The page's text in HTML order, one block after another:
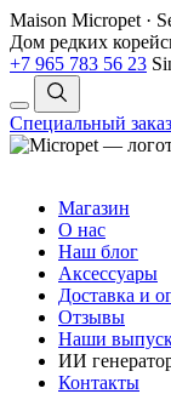
Maison Micropet ·
Дом редких
+7 965 783 56 23
Специальный
Магазин
О нас
Наш блог
Аксессуары
Доставка и
Отзывы
Наши
ИИ
Контакты